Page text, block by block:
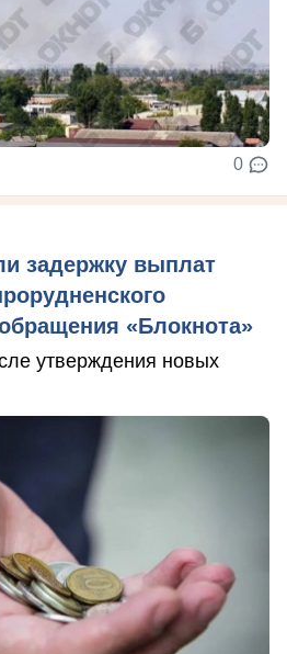
0
задержку выплат
«Блокнота»
утверждения новых